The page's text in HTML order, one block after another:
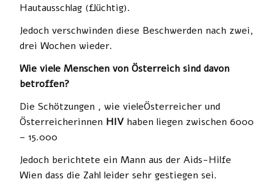
Hautausschlag (flüchtig).
Jedoch verschwinden diese Beschwerden nach zwei,
drei Wochen wieder.
Wie viele Menschen von Österreich sind davon
betroffen?
Die Schötzungen , wie vieleÖsterreicher und
Österreicherinnen HIVhaben liegen zwischen 6000
– 15.000
Jedoch berichtete ein Mann aus der Aids-Hilfe
Wien dass die Zahl leider sehr gestiegen sei.